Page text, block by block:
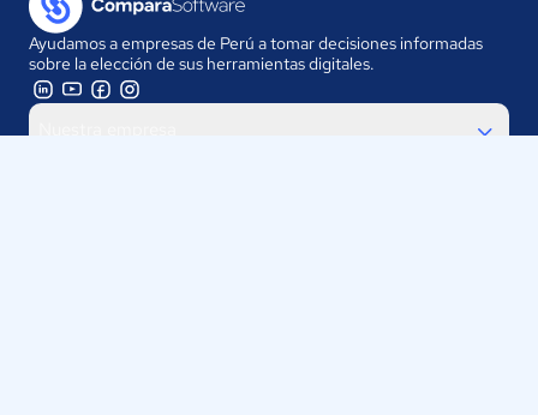
Ayudamos a empresas de Perú a tomar decisiones informadas
sobre la elección de sus herramientas digitales.